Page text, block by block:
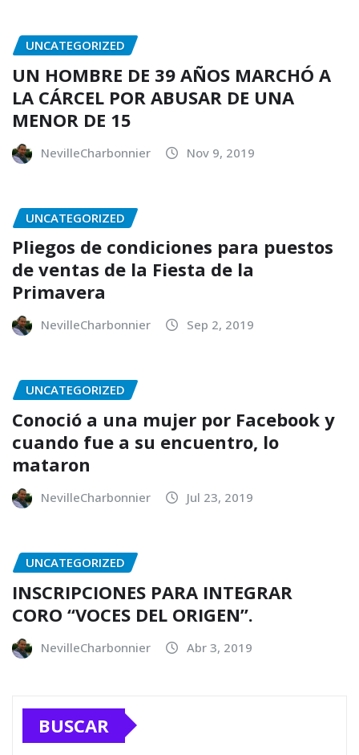
UNCATEGORIZED
UN HOMBRE DE 39 AÑOS MARCHÓ A
LA CÁRCEL POR ABUSAR DE UNA
MENOR DE 15
NevilleCharbonnier Nov 9, 2019
UNCATEGORIZED
Pliegos de condiciones para puestos
de ventas de la Fiesta de la
Primavera
NevilleCharbonnier Sep 2, 2019
UNCATEGORIZED
Conoció a una mujer por Facebook y
cuando fue a su encuentro, lo
mataron
NevilleCharbonnier Jul 23, 2019
UNCATEGORIZED
INSCRIPCIONES PARA INTEGRAR
CORO “VOCES DEL ORIGEN”.
NevilleCharbonnier Abr 3, 2019
BUSCAR